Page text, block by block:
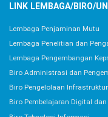
LINK LEMBAGA/BIRO/
Lembaga Penjaminan Mutu
Lembaga Penelitian dan
Lembaga Pengembangan
Biro Administrasi dan
Biro Pengelolaan
Biro Pembelajaran Digital